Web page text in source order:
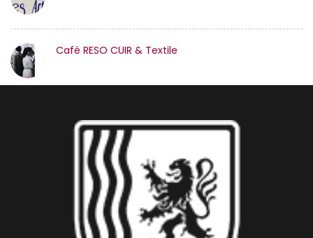
Café RESO CUIR & Textile